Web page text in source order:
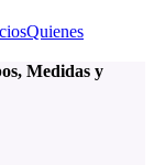
Quienes
Medidas y